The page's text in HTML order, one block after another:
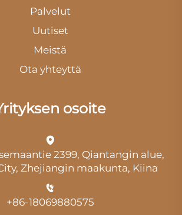
Palvelut
Uutiset
Meistä
Ota yhteyttä
osoite
2399, Qiantangin alue,
Zhejiangin maakunta, Kiina
+86-18069880575